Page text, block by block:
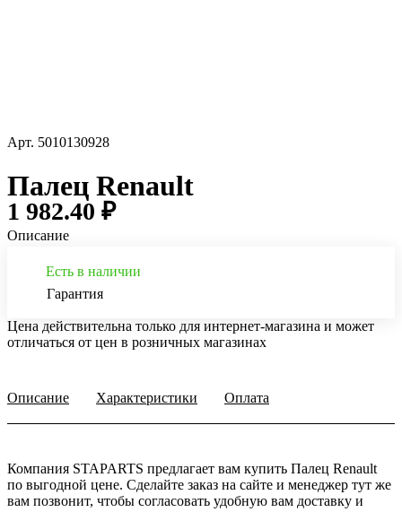
Арт. 5010130928
Палец Renault
1 982.40 ₽
Описание
Есть в наличии
Гарантия
Цена действительна только для интернет-магазина и может
отличаться от цен в розничных магазинах
Описание Характеристики Оплата
Компания STAPARTS предлагает вам купить Палец Renault
по выгодной цене. Сделайте заказ на сайте и менеджер тут же
вам позвонит, чтобы согласовать удобную вам доставку и